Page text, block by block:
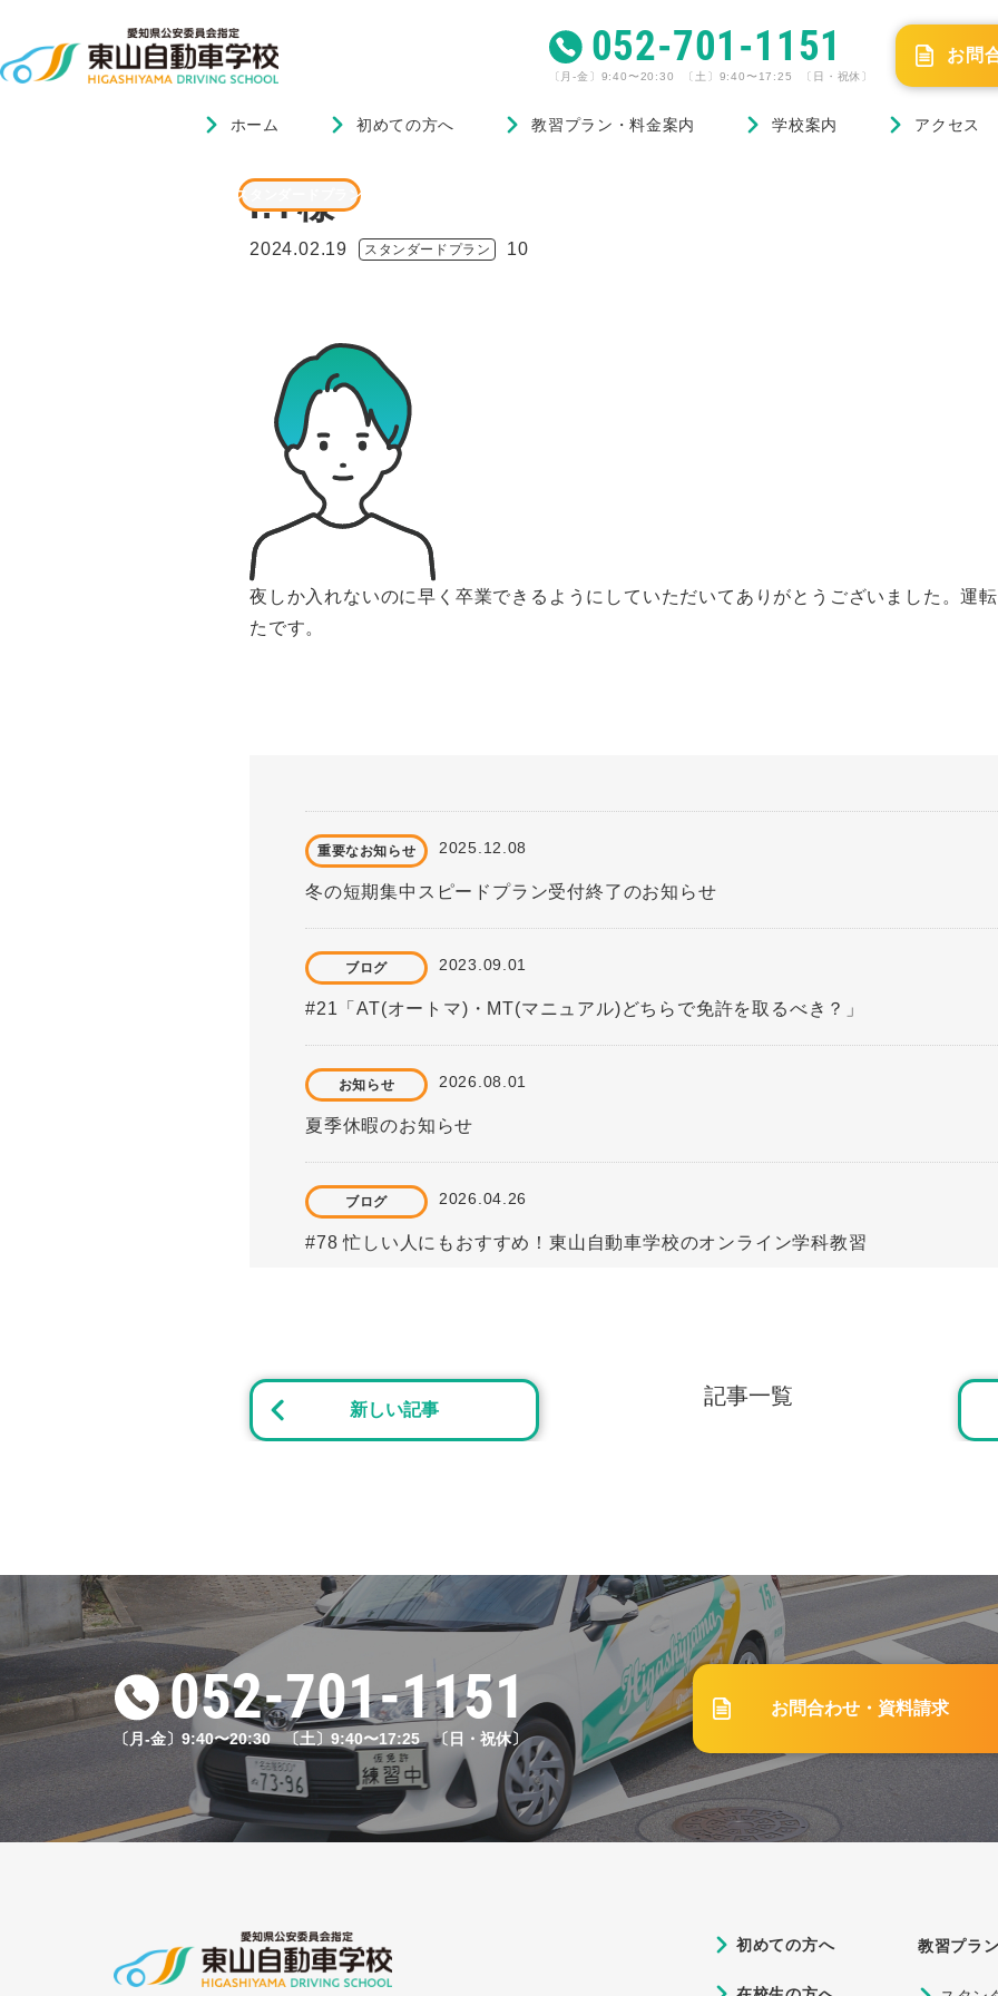
052-701-1151
〔月-金〕9:40〜20:30 〔土〕9:40〜17:25 〔日・祝休〕
お問
ホーム 初めての方へ 教習プラン・料金案内 学校案内 アクセス
スタンダードプラン
I.T様
2024.02.19 スタンダードプラン 10
夜しか入れないのに早く卒業できるようにしていただいてありがとうございました。運
たです。
重要なお知らせ 2025.12.08
冬の短期集中スピードプラン受付終了のお知らせ
ブログ 2023.09.01
#21「AT(オートマ)・MT(マニュアル)どちらで免許を取るべき？」
お知らせ 2026.08.01
夏季休暇のお知らせ
ブログ 2026.04.26
#78 忙しい人にもおすすめ！東山自動車学校のオンライン学科教習
ブログ
#14「自動車学校の応急救護！教習の流れや内容を紹介」
#33 「東山自動車学校で卒業するにはどのくらいの費用がかかる？プラン別にご
ブログ 2023.02.15
#8「自動車学校の学科教習のベストな受け方は？よくある失敗と合わせてご紹介
スクールバス停留所の一部変更等について
新しい記事
記事一覧
052-701-1151
〔月-金〕9:40〜20:30 〔土〕9:40〜17:25 〔日・祝休〕
お問合わせ・資料請求
初めての方へ 教習プラ